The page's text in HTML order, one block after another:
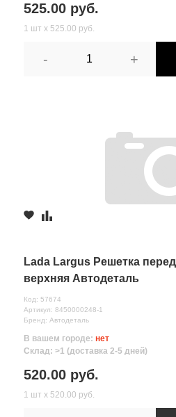
525.00 руб.
1 шт х 525.00 руб.
- +
Lada Largus Решетка
верхняя Автодеталь
Код: 57674
Артикул: 8450000248-1
Бренд: Автодеталь
В вашем городе: нет
Склад: >1 (доставка 2-5 дней)
520.00 руб.
1 шт х 520.00 руб.